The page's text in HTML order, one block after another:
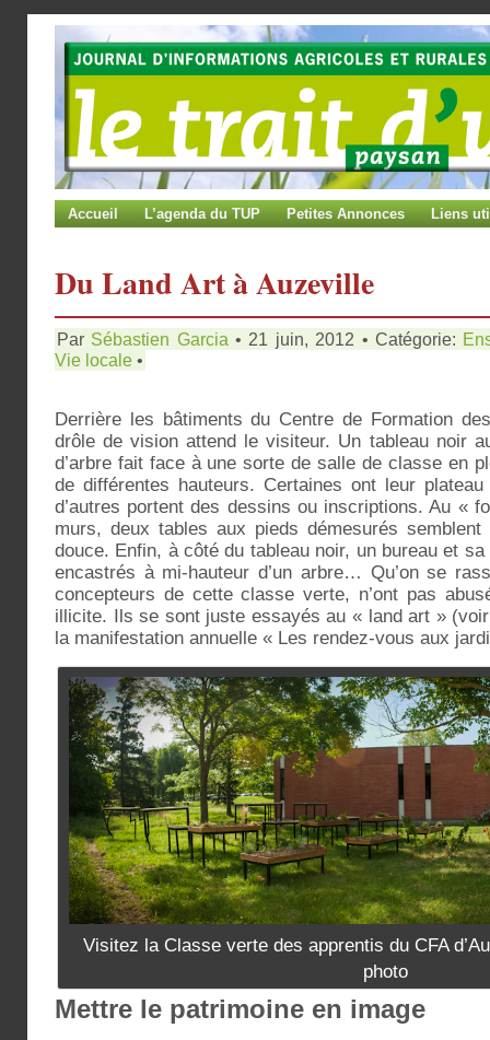
Accueil L’agenda du TUP Petites Annonces Liens
Du Land Art à Auzeville
Par Sébastien Garcia • 21 juin, 2012 • Catégorie:
Vie locale •
Derrière les bâtiments du Centre de Formation
drôle de vision attend le visiteur. Un tableau noir
d’arbre fait face à une sorte de salle de classe en
de différentes hauteurs. Certaines ont leur
d’autres portent des dessins ou inscriptions. Au «
murs, deux tables aux pieds démesurés
douce. Enfin, à côté du tableau noir, un bureau et
encastrés à mi-hauteur d’un arbre… Qu’on se
concepteurs de cette classe verte, n’ont pas
illicite. Ils se sont juste essayés au « land art »
la manifestation annuelle « Les rendez-vous aux
Visitez la Classe verte des apprentis du CFA
photo
Mettre le patrimoine en image